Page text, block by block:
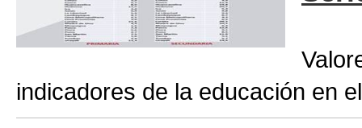
indicadores de la educación en